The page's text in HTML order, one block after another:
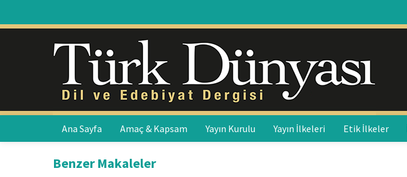
Ana Sayfa Amaç & Kapsam Yayın Kurulu Yayın İlkeleri Etik İlkeler
Benzer Makaleler